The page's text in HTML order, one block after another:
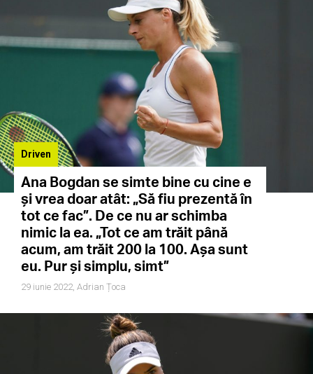
Driven
Ana Bogdan se simte bine cu cine e
și vrea doar atât: „Să fiu prezentă în
tot ce fac”. De ce nu ar schimba
nimic la ea. „Tot ce am trăit până
acum, am trăit 200 la 100. Așa sunt
eu. Pur și simplu, simt”
29 iunie 2022, Adrian Țoca